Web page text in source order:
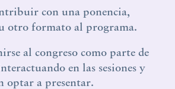
con una ponencia,
otro formato al programa.
al congreso como parte de
en las sesiones y
optar a presentar.